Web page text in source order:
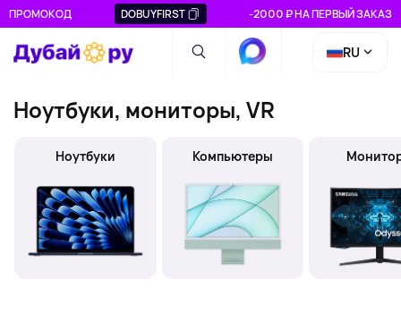
ПРОМОКОД DOBUYFIRST -2000 ₽ НА ПЕРВЫЙ ЗАКАЗ
RU
Ноутбуки, мониторы, VR
Ноутбуки Компьютеры